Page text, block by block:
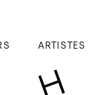
ARTISTES